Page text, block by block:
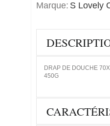
Marque: S Lovely
DRAP DE DOUCHE
450G